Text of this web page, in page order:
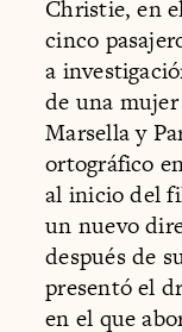
Christie, en
cinco
a
de una
Marsella y
ortográfico
al inicio del
un nuevo
después de
presentó el
en el que